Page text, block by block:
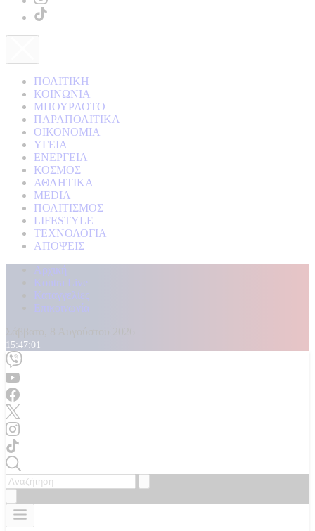
ΠΟΛΙΤΙΚΗ
ΚΟΙΝΩΝΙΑ
ΜΠΟΥΡΛΟΤΟ
ΠΑΡΑΠΟΛΙΤΙΚΑ
ΟΙΚΟΝΟΜΙΑ
ΥΓΕΙΑ
ΕΝΕΡΓΕΙΑ
ΚΟΣΜΟΣ
ΑΘΛΗΤΙΚΑ
MEDIA
ΠΟΛΙΤΙΣΜΟΣ
LIFESTYLE
ΤΕΧΝΟΛΟΓΙΑ
ΑΠΟΨΕΙΣ
Αρχική
Kontra Live
Καταγγελίες
Επικοινωνία
15:47:02